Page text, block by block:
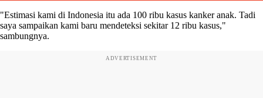
"Estimasi kami di Indonesia itu ada 100 ribu kasus kanker anak. Tadi
saya sampaikan kami baru mendeteksi sekitar 12 ribu kasus,"
sambungnya.
ADVERTISEMENT